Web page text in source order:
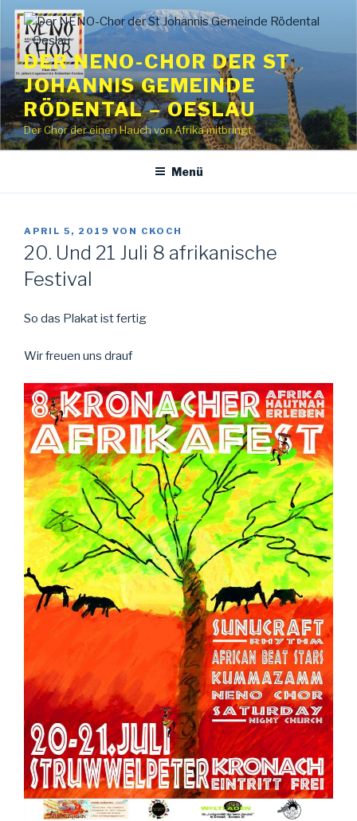
Zum
Inhalt
springen
DER NENO-CHOR DER ST
JOHANNIS GEMEINDE
RÖDENTAL – OESLAU
Der Chor der einen Hauch von Afrika mitbringt
Menü
VERÖFFENTLICHT
AM
APRIL 5, 2019 VON CKOCH
20. Und 21 Juli 8 afrikanische
Festival
So das Plakat ist fertig
Wir freuen uns drauf